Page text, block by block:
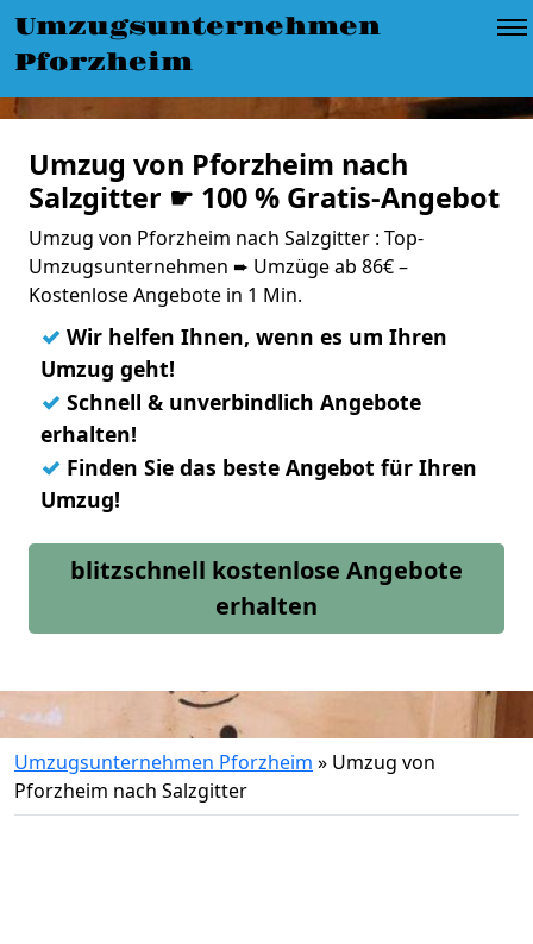
Umzugsunternehmen
Pforzheim
Umzug von Pforzheim nach
Salzgitter ☛ 100 % Gratis-Angebot
Umzug von Pforzheim nach Salzgitter : Top-
Umzugsunternehmen ➨ Umzüge ab 86€ –
Kostenlose Angebote in 1 Min.
✓ Wir helfen Ihnen, wenn es um Ihren
Umzug geht!
✓ Schnell & unverbindlich Angebote
erhalten!
✓ Finden Sie das beste Angebot für Ihren
Umzug!
blitzschnell kostenlose Angebote
erhalten
Umzugsunternehmen Pforzheim » Umzug von
Pforzheim nach Salzgitter